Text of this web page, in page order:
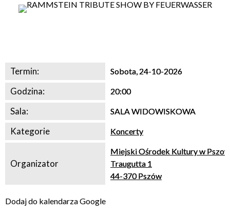
Organizator
Termin: Sobota, 24-10-2026
Godzina: 20:00
Sala: SALA WIDOWISKOWA
Kategorie Koncerty
Organizator
Miejski Ośrodek Kultury w
Traugutta 1
44-370 Pszów
Dodaj do kalendarza Google